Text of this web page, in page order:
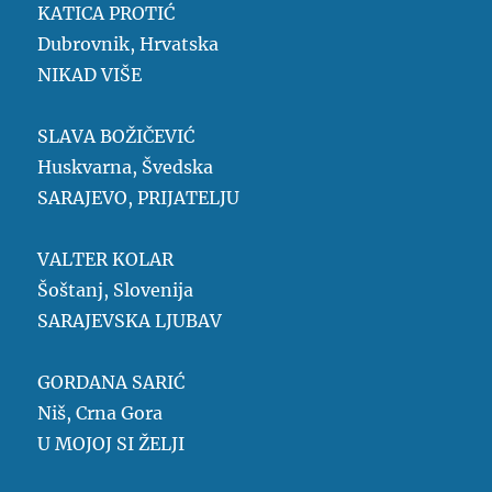
KATICA PROTIĆ
Dubrovnik, Hrvatska
NIKAD VIŠE
SLAVA BOŽIČEVIĆ
Huskvarna, Švedska
SARAJEVO, PRIJATELJU
VALTER KOLAR
Šoštanj, Slovenija
SARAJEVSKA LJUBAV
GORDANA SARIĆ
Niš, Crna Gora
U MOJOJ SI ŽELJI